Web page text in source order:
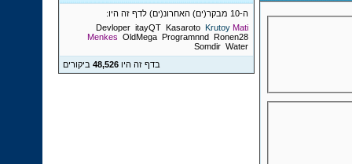
ה-10 מבקר(ים) האחרונ(ים) לדף זה היו:
Devloper itayQT Kasaroto Krutoy Mati
Menkes OldMega Programnnd Ronen28
Somdir Water
בדף זה היו48,526 ביקורים